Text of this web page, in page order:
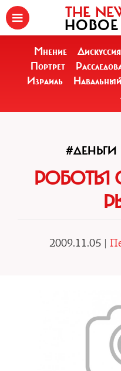
THE
НОВОЕ
Мнение Дискуссия
Портрет
Израиль
Навальный
#ДЕНЬГИ
РОБОТЫ
2009.11.05 |